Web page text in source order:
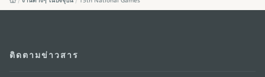
ติดตามข่าวสาร